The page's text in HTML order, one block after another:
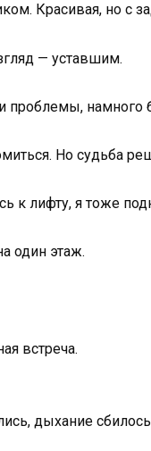
Красивая, но
— уставшим.
проблемы, намного
Но судьба
к лифту, я тоже
один этаж.
встреча.
дыхание